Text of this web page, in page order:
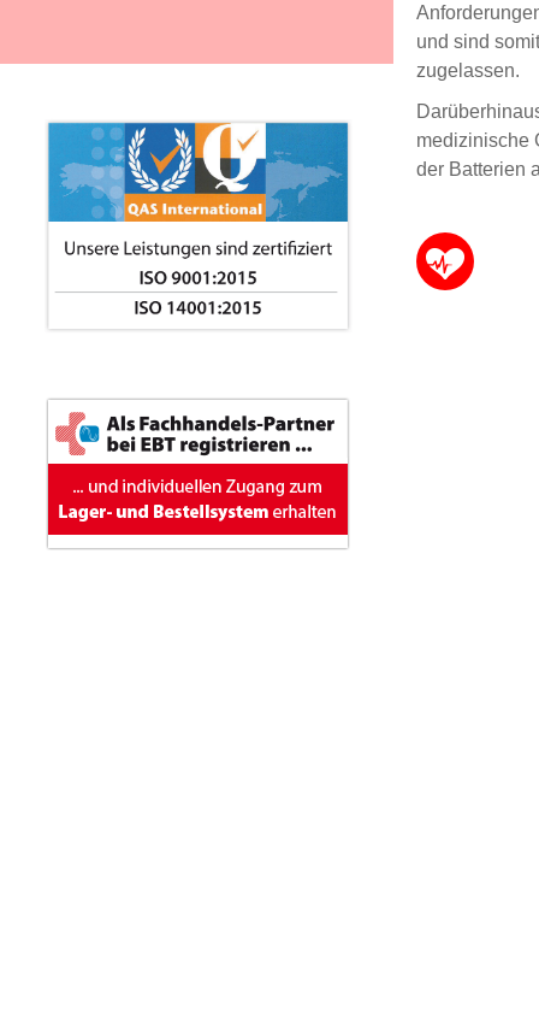
und sind
zugelassen.
medizinische
der Batterien